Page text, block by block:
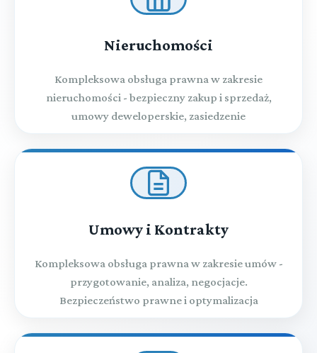
Nieruchomości
Kompleksowa obsługa prawna w zakresie
nieruchomości - bezpieczny zakup i sprzedaż,
umowy deweloperskie, zasiedzenie
Umowy i Kontrakty
Kompleksowa obsługa prawna w zakresie umów -
przygotowanie, analiza, negocjacje.
Bezpieczeństwo prawne i optymalizacja